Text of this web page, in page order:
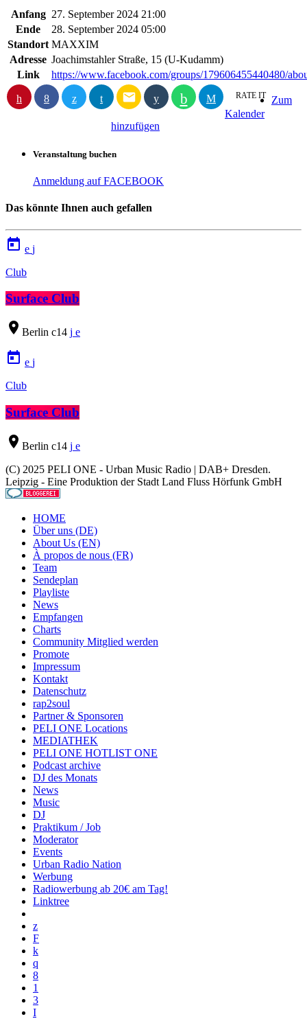
Anfang 27. September 2024 21:00
Ende
28. September 2024 05:00
Standort MAXXIM
Adresse Joachimstahler Straße, 15 (U-Kudamm)
Link
https://www.facebook.com/groups/179606455440480/
email RATE IT
Zum
Kalender
hinzufügen
Veranstaltung buchen
Anmeldung auf FACEBOOK
Das könnte Ihnen auch gefallen
today
Club
Surface Club
location_on Berlin 14
today
Club
Surface Club
location_on Berlin
14
(C) 2025 PELI ONE - Urban Music Radio | DAB+ Dresden.
Leipzig - Eine Produktion der Stadt Land Fluss Hörfunk GmbH
HOME
Über uns (DE)
About Us (EN)
À propos de nous (FR)
Team
Sendeplan
Playliste
News
Empfangen
Charts
Community Mitglied werden
Promote
Impressum
Kontakt
Datenschutz
rap2soul
Partner & Sponsoren
PELI ONE Locations
MEDIATHEK
PELI ONE HOTLIST ONE
Podcast archive
DJ des Monats
News
Music
DJ
Praktikum / Job
Moderator
Events
Urban Radio Nation
Werbung
Radiowerbung ab 20€ am Tag!
Linktree